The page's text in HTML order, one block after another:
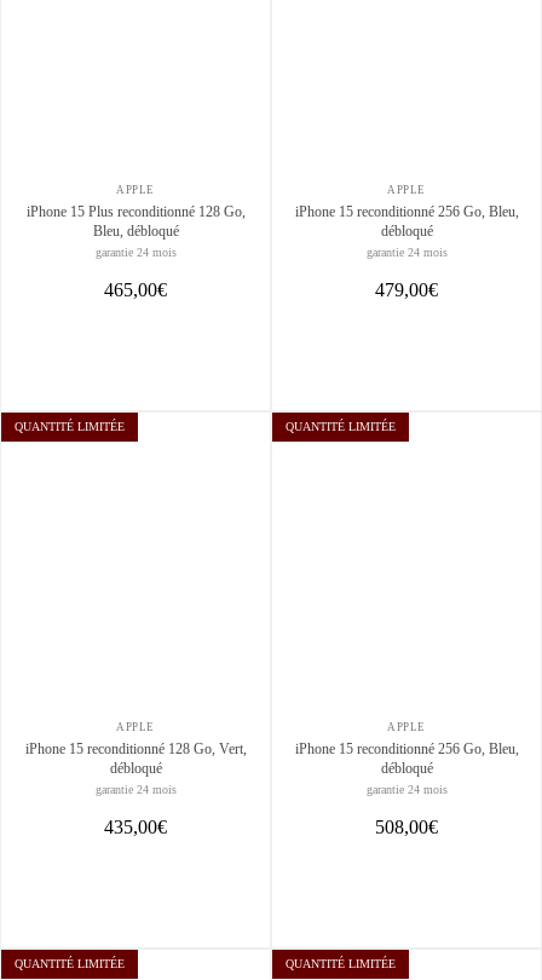
APPLE
iPhone 15 Plus reconditionné 128 Go,
Bleu, débloqué
garantie 24 mois
465,00€
APPLE
iPhone 15 reconditionné 256 Go, Bleu,
débloqué
garantie 24 mois
479,00€
QUANTITÉ LIMITÉE
APPLE
iPhone 15 reconditionné 128 Go, Vert,
débloqué
garantie 24 mois
435,00€
QUANTITÉ LIMITÉE
APPLE
iPhone 15 reconditionné 256 Go, Bleu,
débloqué
garantie 24 mois
508,00€
QUANTITÉ LIMITÉE QUANTITÉ LIMITÉE